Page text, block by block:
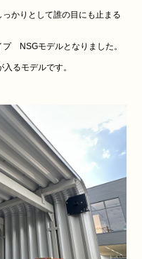
かりとして誰の目にも止まる
NSGモデルとなりました。
るモデルです。